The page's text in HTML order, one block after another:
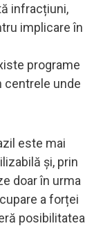
infracțiuni,
implicare în
programe
centrele unde
este mai
și, prin
doar în urma
a forței
posibilitatea